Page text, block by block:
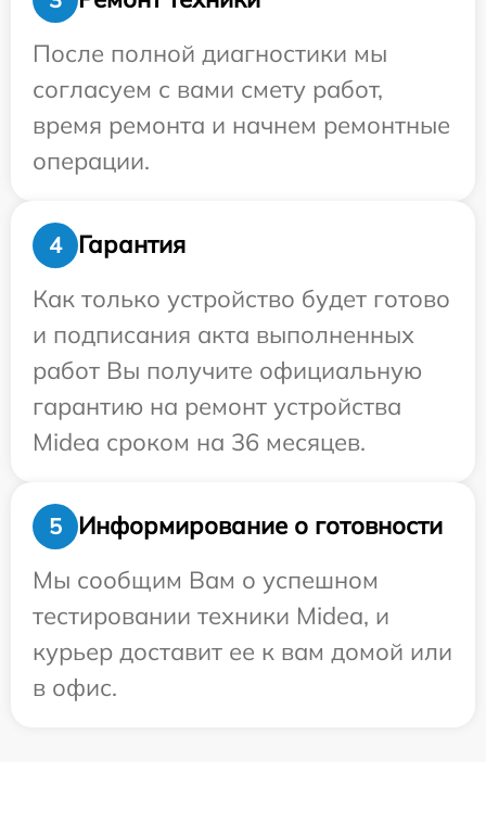
После полной диагностики мы
согласуем с вами смету работ,
время ремонта и начнем ремонтные
операции.
4
Гарантия
Как только устройство будет готово
и подписания акта выполненных
работ Вы получите официальную
гарантию на ремонт устройства
Midea сроком на 36 месяцев.
5
Информирование о готовности
Мы сообщим Вам о успешном
тестировании техники Midea, и
курьер доставит ее к вам домой или
в офис.